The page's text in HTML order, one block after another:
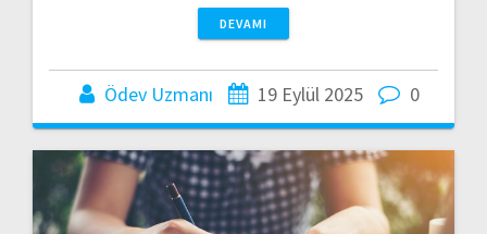
DEVAMI
Ödev Uzmanı 19 Eylül 2025 0